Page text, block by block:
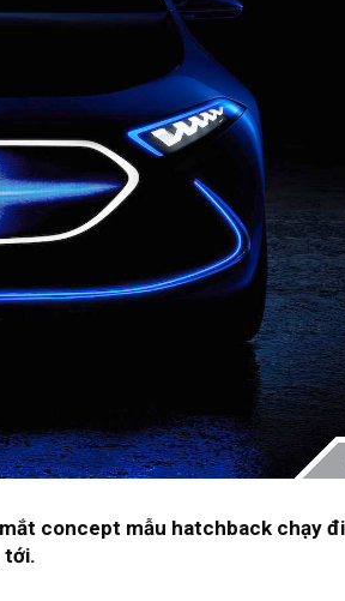
concept mẫu hatchback chạy
tới.